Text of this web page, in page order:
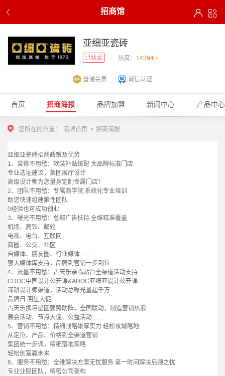
招商馆
亚细亚瓷砖
已认证 热度： 14394 ↑
普通会员 诚信认证
首页 招商海报 品牌加盟 新闻中心 产品中心
您所在的位置： 品牌首页 > 招商海报
亚细亚瓷砖招商政策及优势
1、装修不用愁：软装补贴统配 大品牌标准门店
专业选址建议，集团展厅设计
高级设计师为您量身定制专属门店！
2、团队不用愁：专属商学院 系统化专业培训
助您快速组建狼性团队
0经验也可成功创业
3、曝光不用愁：总部广告扶持 全维精准覆盖
机场、高铁、邮轮
电视、电台、互联网
商圈、公交、社区
自媒体、朋友圈、行业媒体……
强大媒体库支持，品牌到营销一步到位
4、流量不用愁：古天乐亲临站台全渠道活动支持
CDOC中国设计公开课&ADOC亚细亚设计公开课
深耕设计师渠道，活动总曝光量超千万
品牌日 明星大促
古天乐携巨星团强势助阵，全国联动，制造营销热浪
展会活动、节点大促、公益活动……
5、营销不用愁：精细战略雄厚实力 轻松攻城略地
从定位、产品、价格到全渠道营销
集团统一步调，精细落地策略
轻松创富赢未来
6、服务不用愁：全维解决方案无忧服务 第一时间解决后顾之忧
专业业服团队，精密公司架构